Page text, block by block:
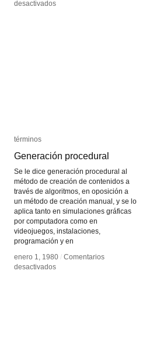
desactivadosen
desactivadosen
términos
Generación procedural
Se le dice generación procedural al
método de creación de contenidos a
través de algoritmos, en oposición a
un método de creación manual, y se lo
aplica tanto en simulaciones gráficas
por computadora como en
videojuegos, instalaciones,
programación y en
enero 1, 1980 / Comentarios
desactivadosen
términos
Generación procedural
enero 1, 1980 / Comentarios
desactivadosen